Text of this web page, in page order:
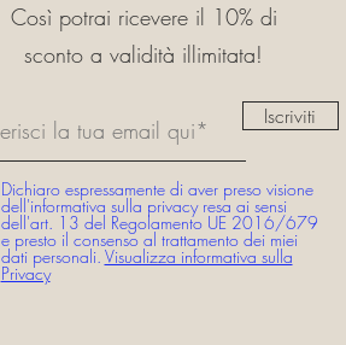
Così potrai ricevere il 10% di
sconto a validità illimitata!
Iscriviti
Dichiaro espressamente di aver preso visione
dell'informativa sulla privacy resa ai sensi
dell'art. 13 del Regolamento UE 2016/679
e presto il consenso al trattamento dei miei
dati personali. Visualizza informativa sulla
Privacy